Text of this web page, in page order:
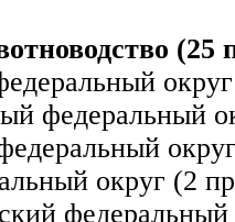
(25
федеральный
округ (2